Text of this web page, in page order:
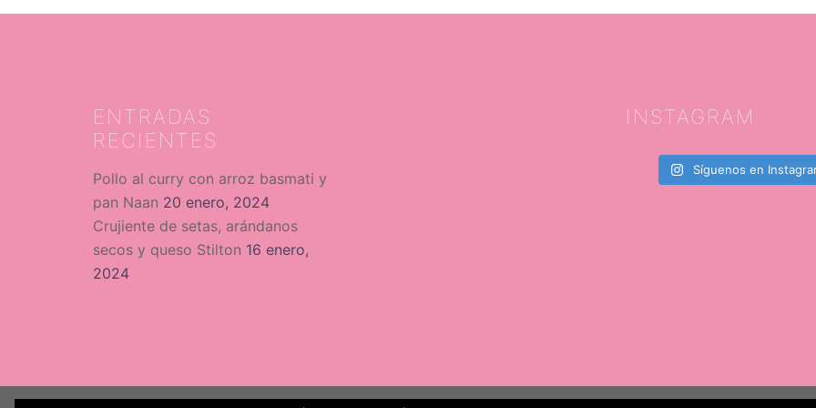
ENTRADAS
RECIENTES
Pollo al curry con arroz basmati y
pan Naan 20 enero, 2024
Crujiente de setas, arándanos
secos y queso Stilton 16 enero,
2024
INSTAGRAM
Síguenos en